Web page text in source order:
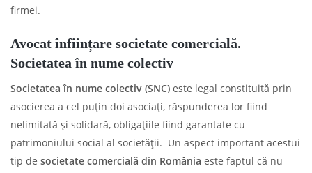
firmei.
Avocat înființare societate comercială.
Societatea în nume colectiv
Societatea în nume colectiv (SNC) este legal constituită prin
asocierea a cel puțin doi asociați, răspunderea lor fiind
nelimitată și solidară, obligațiile fiind garantate cu
patrimoniului social al societății. Un aspect important acestui
tip de societate comercială din România este faptul că nu